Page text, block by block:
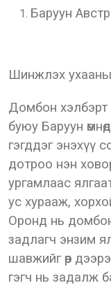
Баруун
Шинжлэх
Домбон хэлбэрт
буюу Баруун
гэгддэг энэхүү
дотроо нэн
ургамлаас
ус хурааж,
Оронд нь
задлагч энзим
шавжийг өөр
гэгч нь задалж